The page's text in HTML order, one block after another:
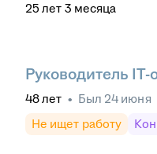
25 лет 3 месяца
Руководитель IT-
48лет • Был 24 июня
Не ищет работу